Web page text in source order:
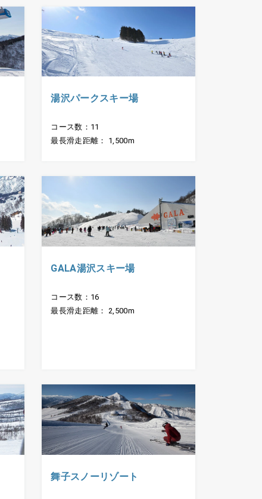
湯沢パークスキー場
コース数：11
最長滑走距離： 1,500m
GALA湯沢スキー場
コース数：16
最長滑走距離： 2,500m
舞子スノーリゾート